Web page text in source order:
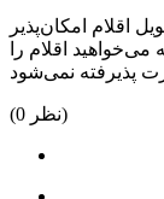
اقلام امکان‌پذیر
اقلام را
(0 نظر)